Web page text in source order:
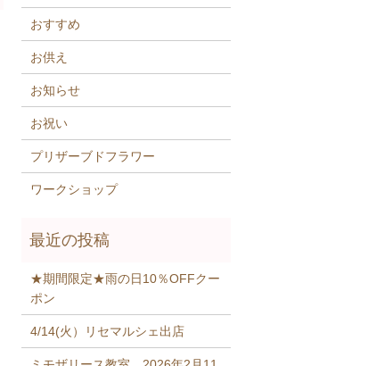
おすすめ
お供え
お知らせ
お祝い
プリザーブドフラワー
ワークショップ
★期間限定★雨の日10％OFFクー
ポン
4/14(火）リセマルシェ出店